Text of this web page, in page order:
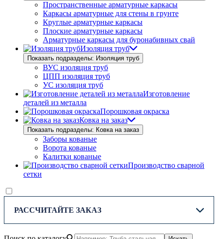
Пространственные арматурные каркасы
Каркасы арматурные для стены в грунте
Круглые арматурные каркасы
Плоские арматурные каркасы
Арматурные каркасы для буронабивных свай
Изоляция труб
Показать подразделы: Изоляция труб
ВУС изоляция труб
ЦПП изоляция труб
УС изоляция труб
Изготовление
деталей из металла
Порошковая окраска
Ковка на заказ
Показать подразделы: Ковка на заказ
Заборы кованые
Ворота кованые
Калитки кованые
Производство сварной
сетки
РАССЧИТАЙТЕ ЗАКАЗ